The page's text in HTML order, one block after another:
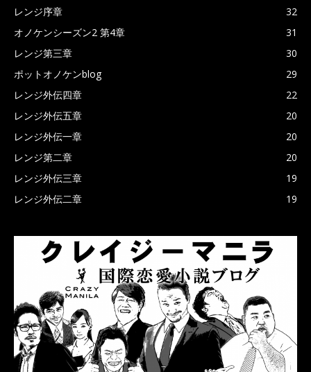
レンジ序章
32
オノケンシーズン2 第4章
31
レンジ第三章
30
ポットオノケンblog
29
レンジ外伝四章
22
レンジ外伝五章
20
レンジ外伝一章
20
レンジ第二章
20
レンジ外伝三章
19
レンジ外伝二章
19